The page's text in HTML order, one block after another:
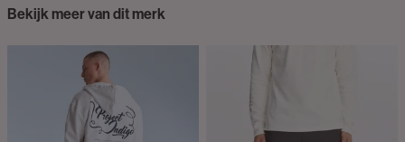
Bekijk meer van dit merk